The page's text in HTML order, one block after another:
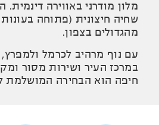
מלון מודרני באווירה דינמית.
שחיה חיצונית (פתוחה
מהגדולים בצפון.
עם נוף מרהיב לכרמל ולמפרץ,
במרכז העיר ושירות מסור
חיפה הוא הבחירה המושלמת